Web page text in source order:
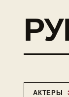
АКТЕРЫ